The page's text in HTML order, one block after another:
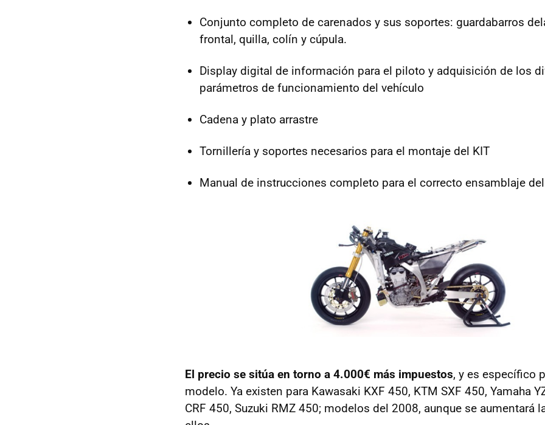
Conjunto completo de carenados y sus soportes: guardabarros
frontal, quilla, colín y cúpula.
Display digital de información para el piloto y adquisición de los
parámetros de funcionamiento del vehículo
Cadena y plato arrastre
Tornillería y soportes necesarios para el montaje del KIT
Manual de instrucciones completo para el correcto ensamblaje
El precio se sitúa en torno a 4.000€ más impuestos, y es específico
modelo. Ya existen para Kawasaki KXF 450, KTM SXF 450, Yamaha
CRF 450, Suzuki RMZ 450; modelos del 2008, aunque se aumentará